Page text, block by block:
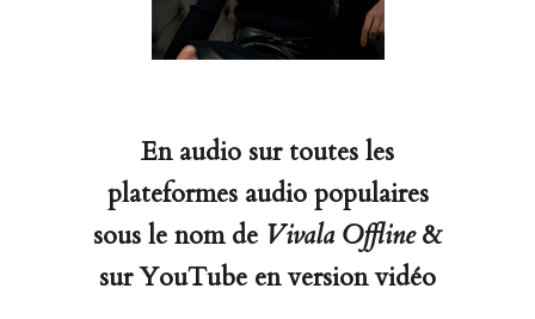
En audio sur toutes les
plateformes audio populaires
sous le nom de Vivala Offline &
sur YouTube en version vidéo